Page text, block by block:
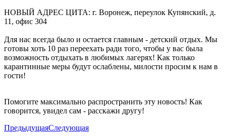
НОВЫЙ АДРЕС ЦИТА: г. Воронеж, переулок Купянский, д.
11, офис 304
Для нас всегда было и остается главным - детский отдых. Мы
готовы хоть 10 раз переехать ради того, чтобы у вас была
возможность отдыхать в любимых лагерях! Как только
карантинные меры будут ослаблены, милости просим к нам в
гости!
Помогите максимально распространить эту новость! Как
говорится, увидел сам - расскажи другу!
ПредыдущаяСледующая